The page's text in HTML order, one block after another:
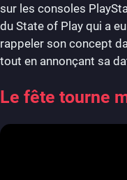
sur les consoles
du State of Play qui a
rappeler son concept
tout en annonçant sa
Le fête tourne